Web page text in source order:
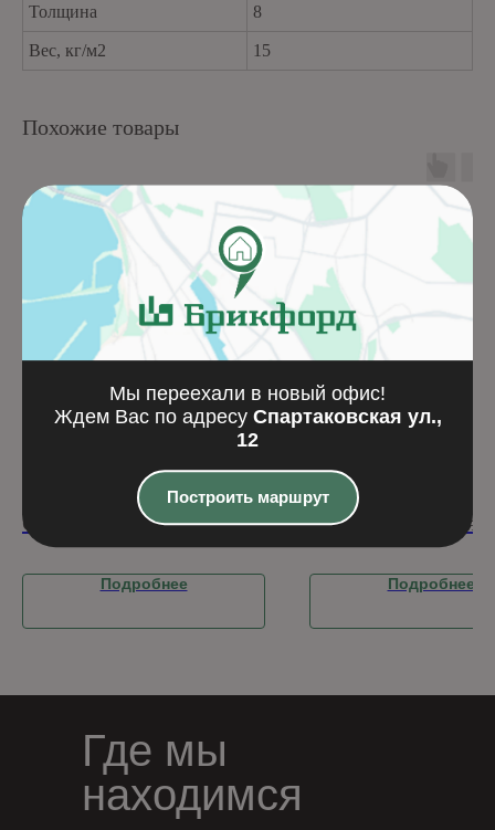
Толщина 8
Вес, кг/м2 15
Похожие товары
Greenlam 9118 Morgan
Oak, коллекция Woods
Подробнее
Greenlam 9106
Streak, коллекция
Подробнее
Где мы
находимся
Мы переехали в новый офис!
Ждем Вас по адресу Спартаковская ул.,
12
Построить маршрут